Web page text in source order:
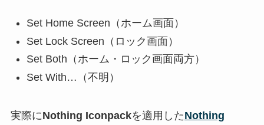
Set Home Screen（ホーム画面）
Set Lock Screen（ロック画面）
Set Both（ホーム・ロック画面両方）
Set With…（不明）
実際にNothing Iconpackを適用したNothing